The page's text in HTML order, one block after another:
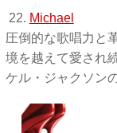
22. Michael
圧倒的な歌唱力と
境を越えて愛され
ケル・ジャクソン